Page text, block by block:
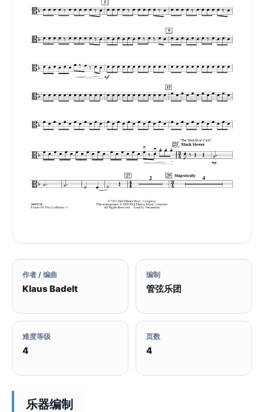
作者 / 编曲
Klaus Badelt
编制
管弦乐团
难度等级
4
页数
4
乐器编制